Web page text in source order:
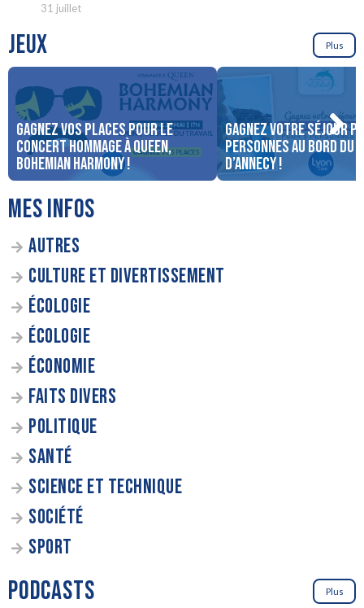
31 juillet
JEUX Plus
Gagnez vos places pour le
concert Hommage à Queen,
Bohemian Harmony !
Gagnez votre séjour
personnes au bord du
d’Annecy !
MES INFOS
AUTRES
CULTURE ET DIVERTISSEMENT
ÉCOLOGIE
ÉCOLOGIE
ÉCONOMIE
FAITS DIVERS
POLITIQUE
SANTÉ
SCIENCE ET TECHNIQUE
SOCIÉTÉ
SPORT
PODCASTS Plus